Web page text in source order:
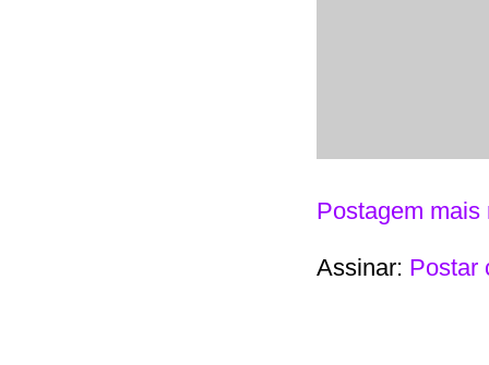
Postagem mais
Assinar: Postar